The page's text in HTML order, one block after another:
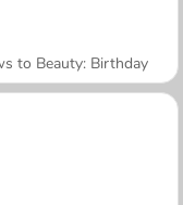
to Beauty: Birthday